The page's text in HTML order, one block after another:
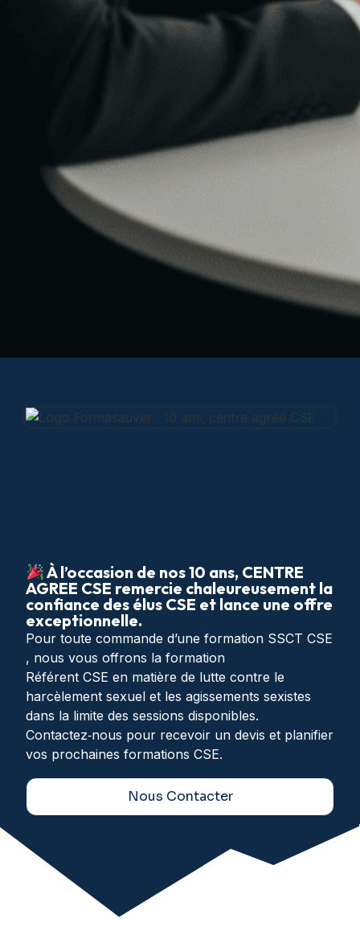
À l’occasion de nos 10 ans, CENTRE
AGREE CSE remercie chaleureusement la
confiance des élus CSE et lance une offre
exceptionnelle.
Pour toute commande d’une formation SSCT CSE
, nous vous offrons la formation
Référent CSE en matière de lutte contre le
harcèlement sexuel et les agissements sexistes
dans la limite des sessions disponibles.
Contactez‑nous pour recevoir un devis et planifier
vos prochaines formations CSE.
Nous Contacter